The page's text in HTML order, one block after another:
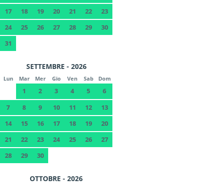
17
18 19 20 21 22
23
24
25 26 27 28 29
30
31
SETTEMBRE - 2026
Lun Mar Mer Gio Ven Sab Dom
1 2 3 4 5
6
7
8 9 10 11 12
13
14
15 16 17 18 19
20
21
22 23 24 25 26
27
28
29 30
OTTOBRE - 2026